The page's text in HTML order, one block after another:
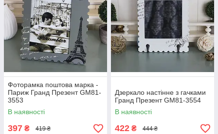
Фоторамка поштова марка -
Париж Гранд Презент GM81-
3553
В наявності
397 ₴ 419 ₴
Дзеркало настінне з гачками
Гранд Презент GM81-3554
В наявності
422 ₴ 444 ₴